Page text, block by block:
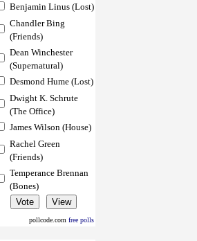
MOLTISANTI
Recomendación de la semana
La barrera de las 500 series
desde Silicon Valley
MOLTISANTI
Recomendación de la semana
Benjamin Linus (Lost)
Chandler Bing
(Friends)
Dean Winchester
(Supernatural)
Desmond Hume (Lost)
Dwight K. Schrute
(The Office)
James Wilson (House)
Rachel Green
(Friends)
Temperance Brennan
(Bones)
pollcode.com free polls